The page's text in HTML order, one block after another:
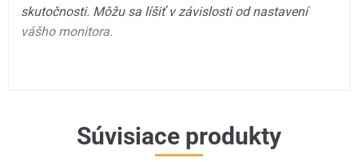
skutočnosti. Môžu sa líšiť v závislosti od nastavení
vášho monitora.
Súvisiace produkty